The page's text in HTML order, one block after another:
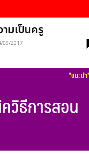
มเป็นครู
09/2017